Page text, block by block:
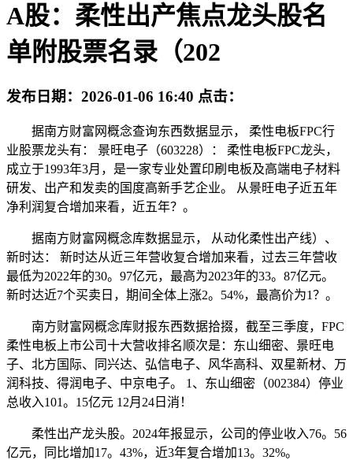
A股：柔性出产焦点龙头股名
单附股票名录（202
发布日期： 2026-01-06 16:40 点击：
据南方财富网概念查询东西数据显示， 柔性电板FPC行
业股票龙头有： 景旺电子（603228）： 柔性电板FPC龙头，
成立于1993年3月，是一家专业处置印刷电板及高端电子材料
研发、出产和发卖的国度高新手艺企业。 从景旺电子近五年
净利润复合增加来看，近五年？。
据南方财富网概念库数据显示， 从动化柔性出产线）、
新时达： 新时达从近三年营收复合增加来看，过去三年营收
最低为2022年的30。97亿元，最高为2023年的33。87亿元。
新时达近7个买卖日，期间全体上涨2。54%，最高价为1？。
南方财富网概念库财报东西数据拾掇，截至三季度，FPC
柔性电板上市公司十大营收排名顺次是：东山细密、景旺电
子、北方国际、同兴达、弘信电子、风华高科、双星新材、万
润科技、得润电子、中京电子。 1、东山细密（002384）停业
总收入101。15亿元 12月24日消！
柔性出产龙头股。2024年报显示，公司的停业收入76。56
亿元，同比增加17。43%，近3年复合增加13。32%。